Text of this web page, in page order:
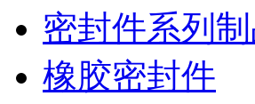
密封件系列
橡胶密封件